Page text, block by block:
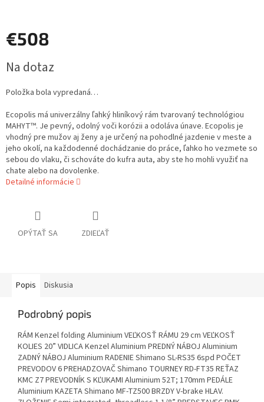
€508
cena:
Na dotaz
Položka bola vypredaná…
Ecopolis má univerzálny ľahký hliníkový rám tvarovaný technológiou
MAHYT™. Je pevný, odolný voči korózii a odoláva únave. Ecopolis je
vhodný pre mužov aj ženy a je určený na pohodlné jazdenie v meste a
jeho okolí, na každodenné dochádzanie do práce, ľahko ho vezmete so
sebou do vlaku, či schováte do kufra auta, aby ste ho mohli využiť na
chate alebo na dovolenke.
Detailné informácie
OPÝTAŤ SA ZDIEĽAŤ
Popis Diskusia
Podrobný popis
RÁM Kenzel folding Aluminium VEĽKOSŤ RÁMU 29 cm VEĽKOSŤ
KOLIES 20” VIDLICA Kenzel Aluminium PREDNÝ NÁBOJ Aluminium
ZADNÝ NÁBOJ Aluminium RADENIE Shimano SL-RS35 6spd POČET
PREVODOV 6 PREHADZOVAČ Shimano TOURNEY RD-FT35 REŤAZ
KMC Z7 PREVODNÍK S KĽUKAMI Aluminium 52T; 170mm PEDÁLE
Aluminium KAZETA Shimano MF-TZ500 BRZDY V-brake HLAV.